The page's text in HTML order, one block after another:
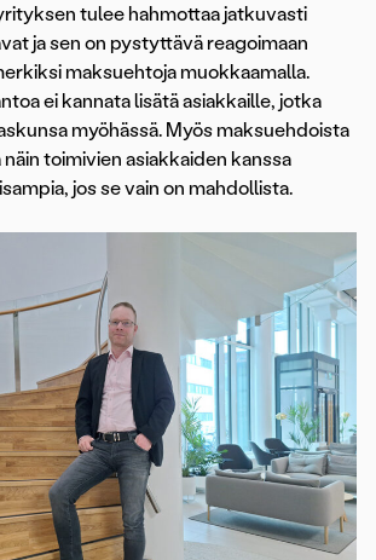
tulee hahmottaa jatkuvasti
ja sen on pystyttävä reagoimaan
maksuehtoja muokkaamalla.
ei kannata lisätä asiakkaille, jotka
myöhässä. Myös maksuehdoista
toimivien asiakkaiden kanssa
jos se vain on mahdollista.